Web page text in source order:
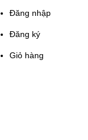
Đăng nhập
Đăng ký
Giỏ hàng